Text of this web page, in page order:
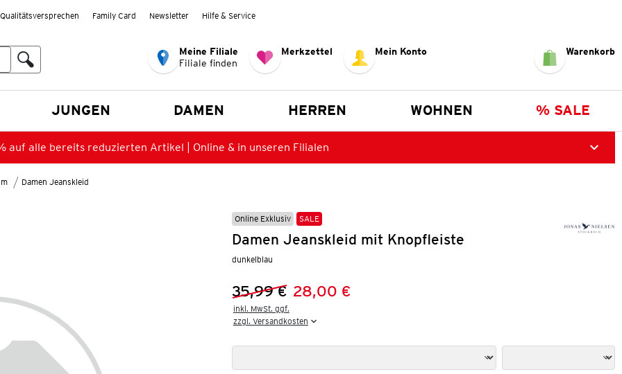
Qualitätsversprechen Family Card Newsletter Hilfe & Service
Meine Filiale
Filiale finden
Merkzettel Mein Konto Warenkorb
JUNGEN DAMEN HERREN WOHNEN % SALE
auf alle bereits reduzierten Artikel | Online & in unseren Filialen
Damen Jeanskleid
Online Exklusiv SALE
Damen Jeanskleid mit Knopfleiste
dunkelblau
Vorheriger Preis:
35,99 €
Neuer Preis:28,00 €
inkl. MwSt. ggf.
zzgl. Versandkosten